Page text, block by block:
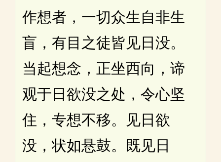
作想者，一切众生自非生
盲，有目之徒皆见日没。
当起想念，正坐西向，谛
观于日欲没之处，令心坚
住，专想不移。见日欲
没，状如悬鼓。既见日